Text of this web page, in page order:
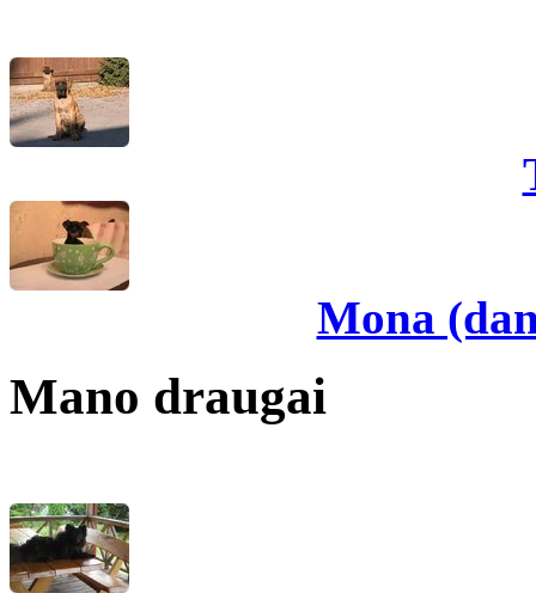
Mona
Mano draugai